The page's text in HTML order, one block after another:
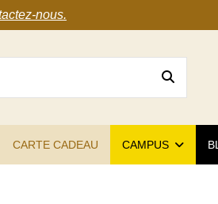
nous.
CARTE CADEAU CAMPUS